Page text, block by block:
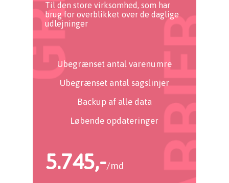
Til den store virksomhed, som har
brug for overblikket over de daglige
udlejninger
Ubegrænset antal varenumre
Ubegrænset antal sagslinjer
Backup af alle data
Løbende opdateringer
5.745,-/md